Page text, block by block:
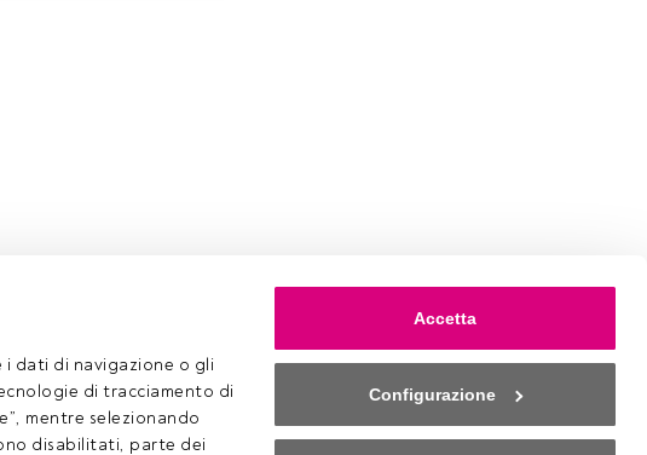
i dati di navigazione o gli
di tracciamento di
mentre selezionando
disabilitati, parte dei
Accetta
Configurazione